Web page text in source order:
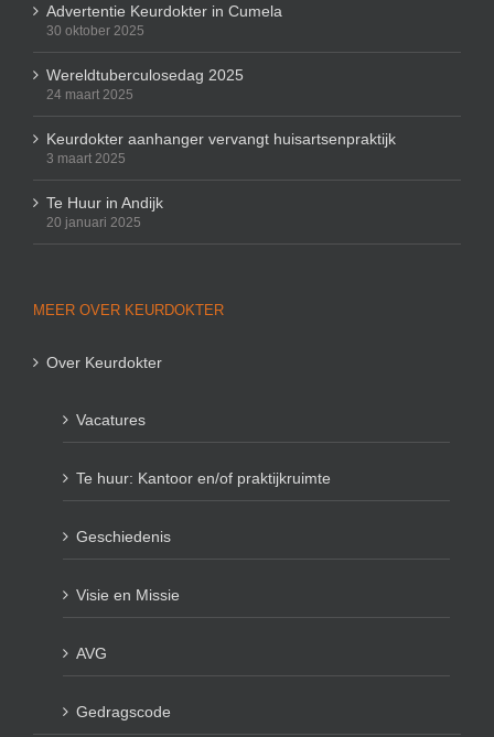
Advertentie Keurdokter in Cumela
30 oktober 2025
Wereldtuberculosedag 2025
24 maart 2025
Keurdokter aanhanger vervangt huisartsenpraktijk
3 maart 2025
Te Huur in Andijk
20 januari 2025
MEER OVER KEURDOKTER
Over Keurdokter
Vacatures
Te huur: Kantoor en/of praktijkruimte
Geschiedenis
Visie en Missie
AVG
Gedragscode